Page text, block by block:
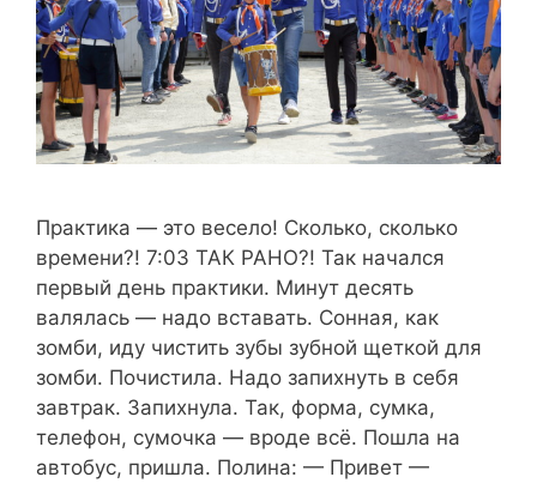
Практика — это весело! Сколько, сколько
времени?! 7:03 ТАК РАНО?! Так начался
первый день практики. Минут десять
валялась — надо вставать. Сонная, как
зомби, иду чистить зубы зубной щеткой для
зомби. Почистила. Надо запихнуть в себя
завтрак. Запихнула. Так, форма, сумка,
телефон, сумочка — вроде всё. Пошла на
автобус, пришла. Полина: — Привет —